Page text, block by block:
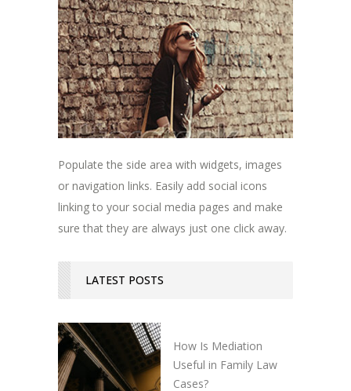
Populate the side area with widgets, images
or navigation links. Easily add social icons
linking to your social media pages and make
sure that they are always just one click away.
LATEST POSTS
How Is Mediation
Useful in Family Law
Cases?